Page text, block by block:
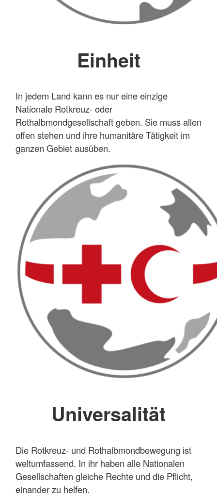
Einheit
In jedem Land kann es nur eine einzige
Nationale Rotkreuz- oder
Rothalbmondgesellschaft geben. Sie muss allen
offen stehen und ihre humanitäre Tätigkeit im
ganzen Gebiet ausüben.
Universalität
Die Rotkreuz- und Rothalbmondbewegung ist
weltumfassend. In ihr haben alle Nationalen
Gesellschaften gleiche Rechte und die Pflicht,
einander zu helfen.